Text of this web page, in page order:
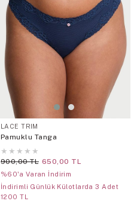
LACE TRIM
Pamuklu Tanga
★ ★ ★ ★ ★
900,00 TL 650,00 TL
%60'a Varan İndirim
İndirimli Günlük Külotlarda 3 Adet
1200 TL